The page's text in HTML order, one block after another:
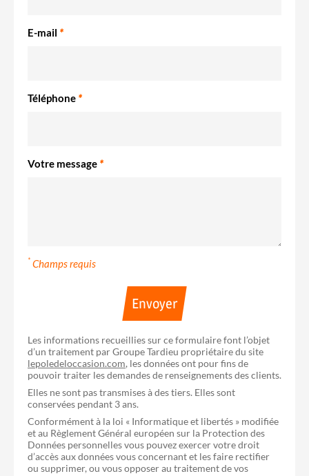
E-mail *
Téléphone *
Votre message *
* Champs requis
Envoyer
Les informations recueillies sur ce formulaire font l’objet
d’un traitement par Groupe Tardieu propriétaire du site
lepoledeloccasion.com, les données ont pour fins de
pouvoir traiter les demandes de renseignements des clients.
Elles ne sont pas transmises à des tiers. Elles sont
conservées pendant 3 ans.
Conformément à la loi « Informatique et libertés » modifiée
et au Règlement Général européen sur la Protection des
Données personnelles vous pouvez exercer votre droit
d’accès aux données vous concernant et les faire rectifier
ou supprimer, ou vous opposer au traitement de vos